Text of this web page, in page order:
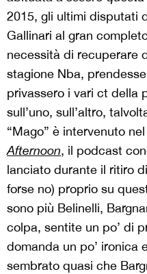
2015, gli ultimi disputati
Gallinari al gran
necessità di recuperare
stagione Nba,
privassero i vari ct della
sull’uno, sull’altro,
“Mago” è intervenuto nel
Afternoon, il podcast
lanciato durante il ritiro
forse no) proprio su
sono più Belinelli,
colpa, sentite un po’ di
domanda un po’ ironica
sembrato quasi che